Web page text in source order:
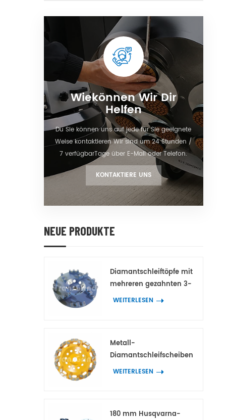
Wiekönnen Wir Dir
Helfen
Du Sie können uns auf jede für Sie geeignete
Weise kontaktieren Wir sind um 24 Stunden /
7 verfügbarTage über E-Mail oder Telefon.
KONTAKTIERE UNS
NEUE PRODUKTE
Diamantschleiftöpfe mit
mehreren gezahnten 3-
Spitzen-Doppelzahn-
WEITERLESEN
Metall-
Diamantschleifscheiben
mit bogenförmigen
WEITERLESEN
180 mm Husqvarna-